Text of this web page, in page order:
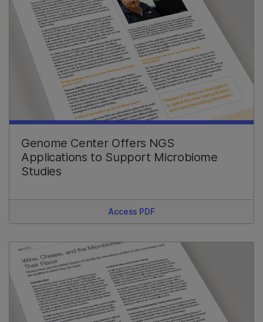
Genome Center Offers NGS
Applications to Support Microbiome
Studies
Access PDF